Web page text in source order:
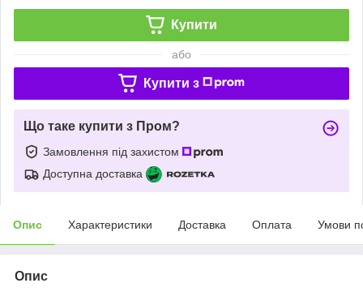
Купити
або
Купити з
Що таке купити з Пром?
Замовлення під захистом
Доступна доставка
Опис Характеристики Доставка Оплата Умови
Опис